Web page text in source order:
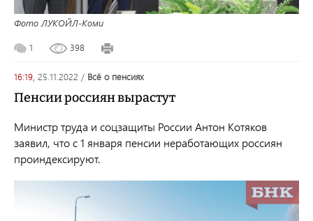
Фото ЛУКОЙЛ-Коми
1 398
16:19, 25.11.2022 / всё о пенсиях
Пенсии россиян вырастут
Министр труда и соцзащиты России Антон Котяков
заявил, что с 1 января пенсии неработающих россиян
проиндексируют.